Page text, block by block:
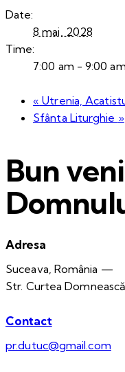
Date:
8 mai, 2028
Time:
7:00 am - 9:00 am
« Utrenia,
Sfânta Liturghie »
Bun
Adresa
Suceava, România —
Str. Curtea
Contact
pr.dutuc@gmail.com